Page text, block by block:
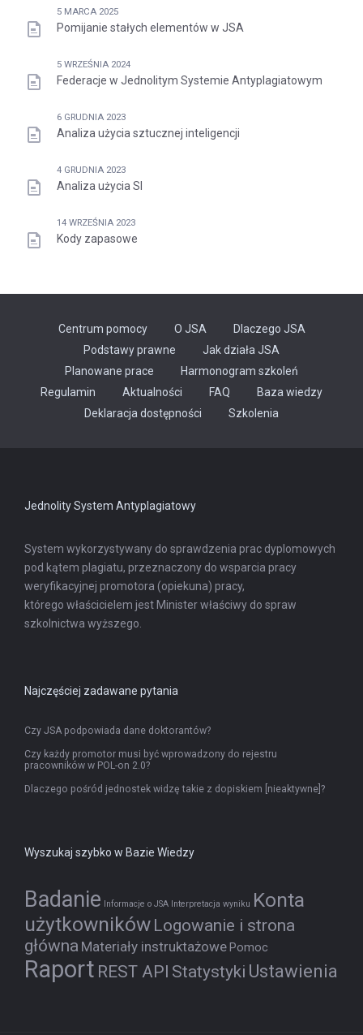
5 MARCA 2025
Pomijanie stałych elementów w JSA
5 WRZEŚNIA 2024
Federacje w Jednolitym Systemie Antyplagiatowym
6 GRUDNIA 2023
Analiza użycia sztucznej inteligencji
4 GRUDNIA 2023
Analiza użycia SI
14 WRZEŚNIA 2023
Kody zapasowe
Centrum pomocy O JSA
Dlaczego JSA
Podstawy prawne
Jak działa JSA
Planowane prace
Harmonogram szkoleń
Regulamin
Aktualności FAQ
Baza wiedzy
Deklaracja dostępności
Szkolenia
Jednolity System Antyplagiatowy
System wykorzystywany do sprawdzenia prac dyplomowych
pod kątem plagiatu, przeznaczony do wsparcia pracy
weryfikacyjnej promotora (opiekuna) pracy,
którego właścicielem jest Minister właściwy do spraw
szkolnictwa wyższego.
Najczęściej zadawane pytania
Czy JSA podpowiada dane doktorantów?
Czy każdy promotor musi być wprowadzony do rejestru
pracowników w POL-on 2.0?
Dlaczego pośród jednostek widzę takie z dopiskiem [nieaktywne]?
Wyszukaj szybko w Bazie Wiedzy
Badanie Informacje o JSA Interpretacja wyniku Konta
użytkowników Logowanie i strona
główna Materiały instruktażowe Pomoc
Raport REST API Statystyki Ustawienia